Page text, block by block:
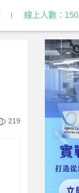
線上人數：150
219